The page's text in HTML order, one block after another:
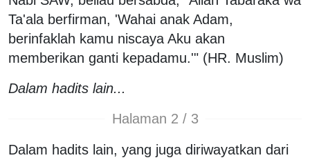
Ta'ala berfirman, 'Wahai anak Adam,
berinfaklah kamu niscaya Aku akan
memberikan ganti kepadamu.'" (HR. Muslim)
Dalam hadits lain...
Halaman 2 / 3
Dalam hadits lain, yang juga diriwayatkan dari